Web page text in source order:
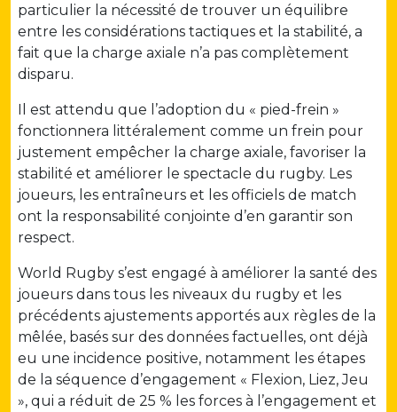
particulier la nécessité de trouver un équilibre
entre les considérations tactiques et la stabilité, a
fait que la charge axiale n’a pas complètement
disparu.
Il est attendu que l’adoption du « pied-frein »
fonctionnera littéralement comme un frein pour
justement empêcher la charge axiale, favoriser la
stabilité et améliorer le spectacle du rugby. Les
joueurs, les entraîneurs et les officiels de match
ont la responsabilité conjointe d’en garantir son
respect.
World Rugby s’est engagé à améliorer la santé des
joueurs dans tous les niveaux du rugby et les
précédents ajustements apportés aux règles de la
mêlée, basés sur des données factuelles, ont déjà
eu une incidence positive, notamment les étapes
de la séquence d’engagement « Flexion, Liez, Jeu
», qui a réduit de 25 % les forces à l’engagement et